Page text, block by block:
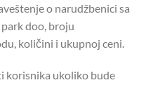
o narudžbenici sa
doo, broju
količini i ukupnoj ceni.
korisnika ukoliko bude